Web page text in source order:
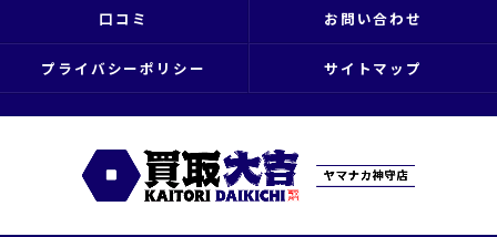
口コミ お問い合わせ
プライバシーポリシー サイトマップ